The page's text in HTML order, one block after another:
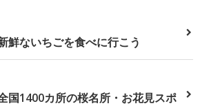
鮮ないちごを食べに行こう
国1400カ所の桜名所・お花見スポ